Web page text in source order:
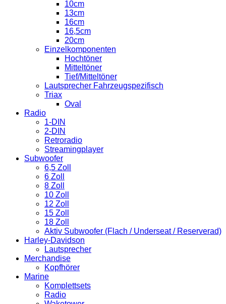
10cm
13cm
16cm
16,5cm
20cm
Einzelkomponenten
Hochtöner
Mitteltöner
Tief/Mitteltöner
Lautsprecher Fahrzeugspezifisch
Triax
Oval
Radio
1-DIN
2-DIN
Retroradio
Streamingplayer
Subwoofer
6,5 Zoll
6 Zoll
8 Zoll
10 Zoll
12 Zoll
15 Zoll
18 Zoll
Aktiv Subwoofer (Flach / Underseat / Reserverad)
Harley-Davidson
Lautsprecher
Merchandise
Kopfhörer
Marine
Komplettsets
Radio